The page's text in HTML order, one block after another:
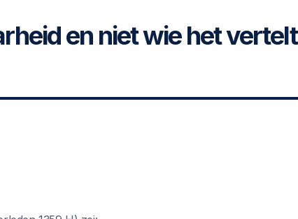
en niet wie het vertelt